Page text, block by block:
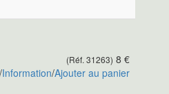
(Réf. 31263) 8 €
Information/Ajouter au panier